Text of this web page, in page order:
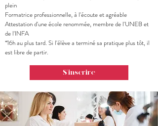
plein
Formatrice professionnelle, à l'écoute et agréable
Attestation d'une école renommée, membre de l'UNEB et
de l'INFA
*16h au plus tard. Si l'élève a terminé sa pratique plus tôt, il
est libre de partir.
S'inscrire